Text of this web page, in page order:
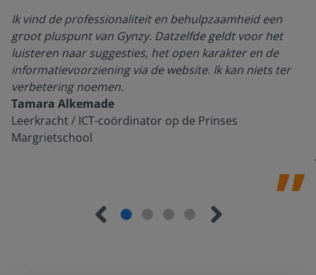
Ik vind de professionaliteit en behulpzaamheid een
groot pluspunt van Gynzy. Datzelfde geldt voor het
luisteren naar suggesties, het open karakter en de
informatievoorziening via de website. Ik kan niets ter
verbetering noemen.
Tamara Alkemade
Leerkracht / ICT-coördinator op de Prinses
Margrietschool